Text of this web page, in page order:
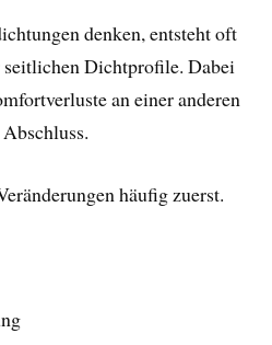
denken, entsteht oft
Dichtprofile. Dabei
an einer anderen
häufig zuerst.